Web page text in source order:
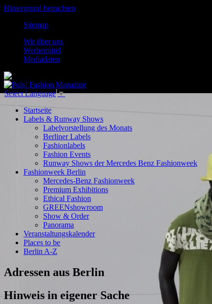
Hintergrund betrachten
Sitemap
Wir über uns
Werbemittel
Mediadaten
Select Language▼
Startseite
Labels & Runway Shows
Labelvorstellung des Monats
Berliner Labels
Fashionlabels
Fashion Events
Runway Shows der Mercedes Benz Fashionweek
Fashionweek Berlin
Mercedes-Benz Fashionweek
Premium Exhibitions
Ethical Fashion
GREENshowroom
Show & Order
Panorama
Veranstaltungskalender
Places to be
Berlin A-Z
Adressen aus Berlin
Hinweis in eigener Sache